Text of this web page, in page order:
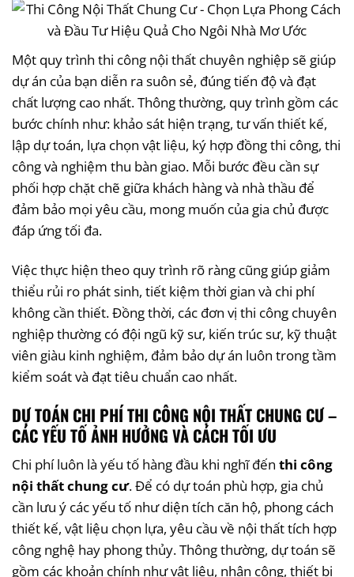
Một quy trình thi công nội thất chuyên nghiệp sẽ giúp
dự án của bạn diễn ra suôn sẻ, đúng tiến độ và đạt
chất lượng cao nhất. Thông thường, quy trình gồm các
bước chính như: khảo sát hiện trạng, tư vấn thiết kế,
lập dự toán, lựa chọn vật liệu, ký hợp đồng thi công, thi
công và nghiệm thu bàn giao. Mỗi bước đều cần sự
phối hợp chặt chẽ giữa khách hàng và nhà thầu để
đảm bảo mọi yêu cầu, mong muốn của gia chủ được
đáp ứng tối đa.
Việc thực hiện theo quy trình rõ ràng cũng giúp giảm
thiểu rủi ro phát sinh, tiết kiệm thời gian và chi phí
không cần thiết. Đồng thời, các đơn vị thi công chuyên
nghiệp thường có đội ngũ kỹ sư, kiến trúc sư, kỹ thuật
viên giàu kinh nghiệm, đảm bảo dự án luôn trong tầm
kiểm soát và đạt tiêu chuẩn cao nhất.
DỰ TOÁN CHI PHÍ THI CÔNG NỘI THẤT CHUNG CƯ –
CÁC YẾU TỐ ẢNH HƯỞNG VÀ CÁCH TỐI ƯU
Chi phí luôn là yếu tố hàng đầu khi nghĩ đến thi công
nội thất chung cư. Để có dự toán phù hợp, gia chủ
cần lưu ý các yếu tố như diện tích căn hộ, phong cách
thiết kế, vật liệu chọn lựa, yêu cầu về nội thất tích hợp
công nghệ hay phong thủy. Thông thường, dự toán sẽ
gồm các khoản chính như vật liệu, nhân công, thiết bị